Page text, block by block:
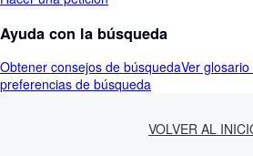
Ayuda con la búsqueda
Obtener consejos de búsquedaVer
preferencias de búsqueda
VOLVER AL